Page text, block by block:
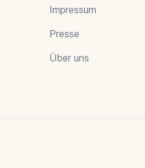
Impressum
Presse
Über uns